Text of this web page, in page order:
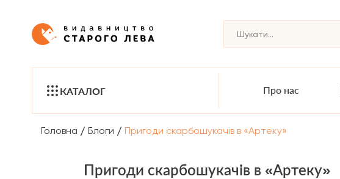
КАТАЛОГ Про нас
Головна / Блоги / Пригоди скарбошукачів в «Артеку»
Пригоди скарбошукачів в «Артеку»